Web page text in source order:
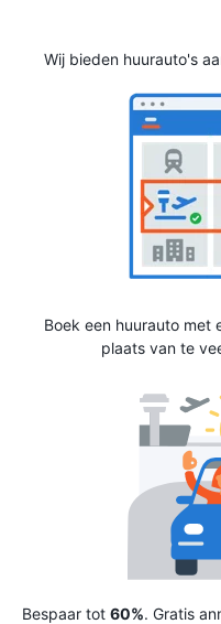
Wij bieden huurauto's
Boek een huurauto met
plaats van te
Bespaar tot 60%. Gratis